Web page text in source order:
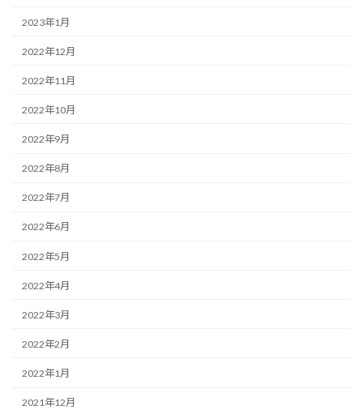
2023年1月
2022年12月
2022年11月
2022年10月
2022年9月
2022年8月
2022年7月
2022年6月
2022年5月
2022年4月
2022年3月
2022年2月
2022年1月
2021年12月